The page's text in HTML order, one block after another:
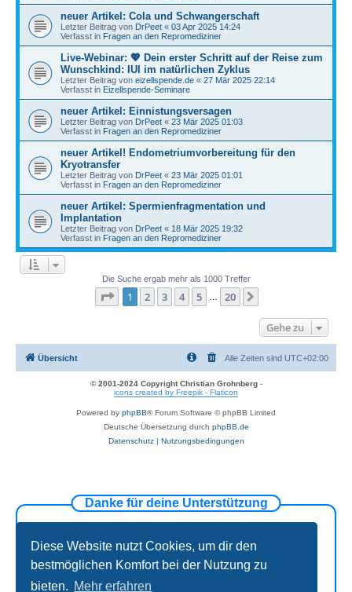
Diese Website nutzt Cookies, um dir den
bestmöglichen Komfort bei der Nutzung zu
bieten. Mehr erfahren
neuer Artikel: Cola und Schwangerschaft
Letzter Beitrag von DrPeet « 03 Apr 2025 14:24
Verfasst in Fragen an den Repromediziner
Live-Webinar: 💖 Dein erster Schritt auf der Reise zum
Wunschkind: IUI im natürlichen Zyklus
Letzter Beitrag von eizellspende.de « 27 Mär 2025 22:14
Verfasst in Eizellspende-Seminare
neuer Artikel: Einnistungsversagen
Letzter Beitrag von DrPeet « 23 Mär 2025 01:03
Verfasst in Fragen an den Repromediziner
neuer Artikel! Endometriumvorbereitung für den
Kryotransfer
Letzter Beitrag von DrPeet « 23 Mär 2025 01:01
Verfasst in Fragen an den Repromediziner
neuer Artikel: Spermienfragmentation und
Implantation
Letzter Beitrag von DrPeet « 18 Mär 2025 19:32
Verfasst in Fragen an den Repromediziner
Die Suche ergab mehr als 1000 Treffer
Seite 1von 20
1 2 3 4 5 20
Gehe zu
Übersicht Alle Zeiten sind UTC+02:00
© 2001-2024 Copyright Christian Grohnberg-
icons created by Freepik - Flaticon
Powered by phpBB® Forum Software © phpBB Limited
Deutsche Übersetzung durch phpBB.de
Datenschutz| Nutzungsbedingungen
Danke für deine Unterstützung